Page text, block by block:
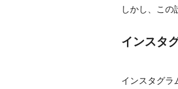
しかし、この
インスタ
インスタグラ